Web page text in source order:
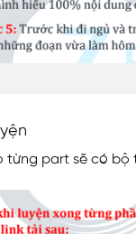
từng part sẽ có bộ